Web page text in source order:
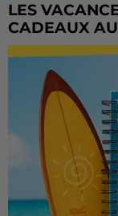
LES
CADEAUX